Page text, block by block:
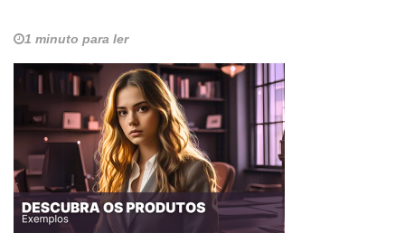
1 minuto para ler